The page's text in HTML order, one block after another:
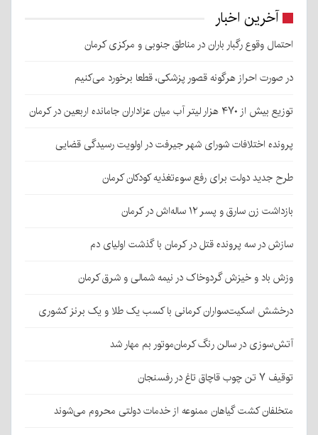
آخرین اخبار
احتمال وقوع رگبار باران در مناطق جنوبی و مرکزی کرمان
در صورت احراز هرگونه قصور پزشکی، قطعا برخورد می‌کنیم
توزیع بیش از ۴۷۰ هزار لیتر آب میان عزاداران جامانده اربعین در کرمان
پرونده اختلافات شورای شهر جیرفت در اولویت رسیدگی قضایی
طرح جدید دولت برای رفع سوءتغذیه کودکان کرمان
بازداشت زن سارق و پسر ۱۲ ساله‌اش در کرمان
سازش در سه پرونده قتل در کرمان با گذشت اولیای دم
وزش باد و خیزش گردوخاک در نیمه شمالی و شرق کرمان
درخشش اسکیت‌سواران کرمانی با کسب یک طلا و یک برنز کشوری
آتش‌سوزی در سالن رنگ کرمان‌موتور بم مهار شد
توقیف ۷ تن چوب قاچاق تاغ در رفسنجان
متخلفان کشت گیاهان ممنوعه از خدمات دولتی محروم می‌شوند